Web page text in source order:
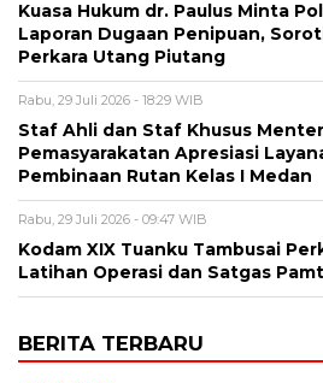
Kuasa Hukum dr. Paulus Minta
Laporan Dugaan Penipuan,
Perkara Utang Piutang
Rabu, 29 Juli 2026 - 18:29 WIB
Staf Ahli dan Staf Khusus
Pemasyarakatan Apresiasi
Pembinaan Rutan Kelas I Medan
Rabu, 29 Juli 2026 - 09:47 WIB
Kodam XIX Tuanku Tambusai
Latihan Operasi dan Satgas
BERITA TERBARU